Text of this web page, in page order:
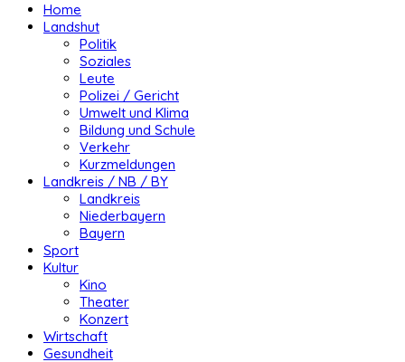
Home
Landshut
Politik
Soziales
Leute
Polizei / Gericht
Umwelt und Klima
Bildung und Schule
Verkehr
Kurzmeldungen
Landkreis / NB / BY
Landkreis
Niederbayern
Bayern
Sport
Kultur
Kino
Theater
Konzert
Wirtschaft
Gesundheit